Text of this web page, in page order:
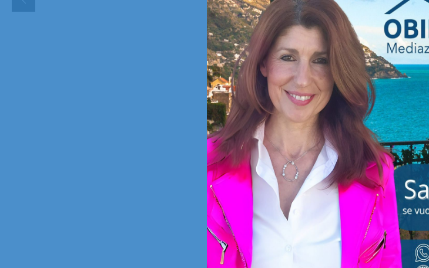
millennio raccontando storie
di Federico
SCOPRI